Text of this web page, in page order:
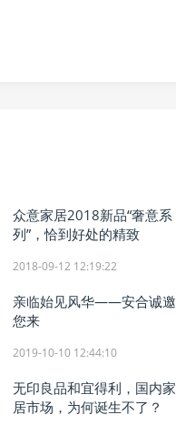
众意家居2018新品“奢意系
列”，恰到好处的精致
2018-09-12 12:19:22
亲临始见风华——安合诚邀
您来
2019-10-10 12:44:10
无印良品和宜得利，国内家
居市场，为何诞生不了？